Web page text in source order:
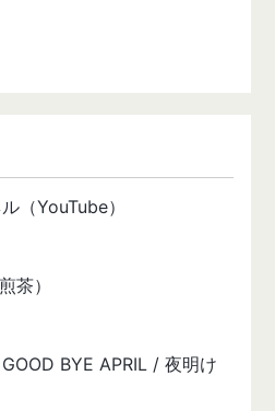
（YouTube）
茶）
BYE APRIL / 夜明け